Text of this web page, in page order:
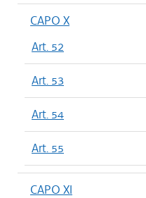
CAPO X
Art. 52
Art. 53
Art. 54
Art. 55
CAPO XI